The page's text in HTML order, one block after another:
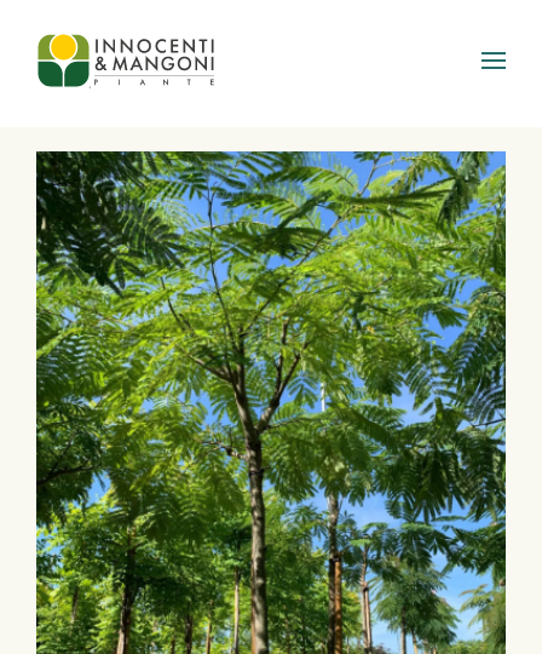
Skip to main content